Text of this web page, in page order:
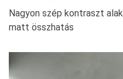
Nagyon szép kontraszt
matt összhatás